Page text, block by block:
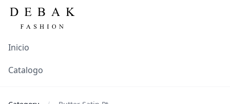
Inicio
Catalogo